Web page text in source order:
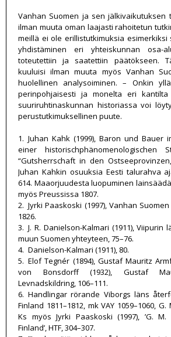
Vanhan Suomen ja sen jälkivaikutuksen
ilman muuta oman laajasti rahoitetun
meillä ei ole erillistutkimuksia esimerkiksi
yhdistäminen eri yhteiskunnan osa-
toteutettiin ja saatettiin päätökseen.
kuuluisi ilman muuta myös Vanhan
huolellinen analysoiminen. – Onkin
perinpohjaisesti ja monelta eri kantilta
suuriruhtinaskunnan historiassa voi
perustutkimuksellinen puute.
1. Juhan Kahk (1999), Baron und Bauer
einer historischphänomenologischen
“Gutsherrschaft in den
Juhan Kahkin osuuksia Eesti talurahva
614. Maaorjuudesta luopuminen
myös Preussissa 1807.
2. Jyrki Paaskoski (1997), Vanhan
1826.
3. J. R. Danielson-Kalmari (1911), Viipurin
muun Suomen yhteyteen, 75–76.
4. Danielson-Kalmari (1911), 80.
5. Elof Tegnér (1894), Gustaf Mauritz
von Bonsdorff (1932), Gustaf
Levnadskildring, 106–111.
6. Handlingar rörande Viborgs läns
Finland 1811–1812, mk VAY 1059–1060,
Ks myös Jyrki Paaskoski (1997), ’G.
Finland’, HTF, 304–307.